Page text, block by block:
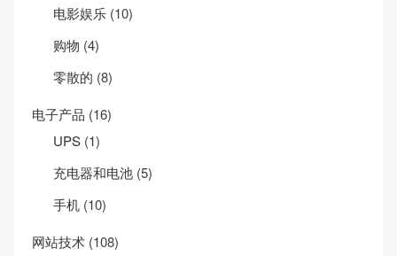
电影娱乐 (10)
购物 (4)
零散的 (8)
电子产品 (16)
UPS (1)
充电器和电池 (5)
手机 (10)
网站技术 (108)